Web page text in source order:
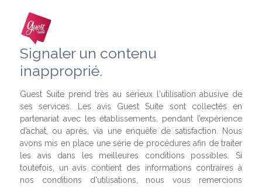
Signaler un contenu
inapproprié.
Guest Suite prend très au sérieux l'utilisation abusive de
ses services. Les avis Guest Suite sont collectés en
partenariat avec les établissements, pendant l’expérience
d’achat, ou après, via une enquête de satisfaction. Nous
avons mis en place une série de procédures afin de traiter
les avis dans les meilleures conditions possibles. Si
toutefois, un avis contient des informations contraires à
nos conditions d'utilisations, nous vous remercions